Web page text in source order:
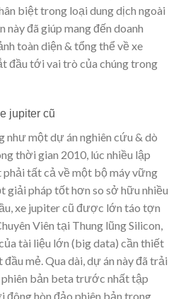
biệt trong loại dung dịch ngoài
này đã giúp mang đến doanh
toàn diện & tổng thể về xe
đầu tới vai trò của chúng trong
jupiter cũ
như một dự án nghiên cứu & dò
thời gian 2010, lúc nhiều lập
tất cả về một bộ máy vững
giải pháp tốt hơn so sở hữu nhiều
xe jupiter cũ được lớn táo tợn
Viên tại Thung lũng Silicon,
tài liệu lớn (big data) cần thiết
mẻ. Qua dài, dự án này đã trải
bản beta trước nhất tập
hòn đảo phiên bản trong